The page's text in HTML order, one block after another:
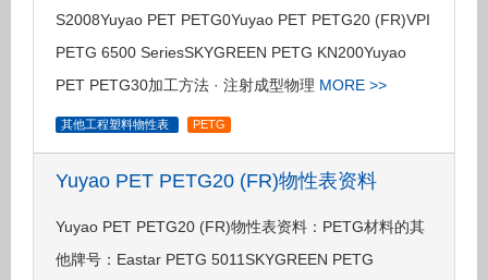
S2008Yuyao PET PETG0Yuyao PET PETG20 (FR)VPI
PETG 6500 SeriesSKYGREEN PETG KN200Yuyao
PET PETG30加工方法 · 注射成型物理 MORE >>
其他工程塑料物性表 PETG
Yuyao PET PETG20 (FR)物性表资料
Yuyao PET PETG20 (FR)物性表资料：PETG材料的其
他牌号：Eastar PETG 5011SKYGREEN PETG